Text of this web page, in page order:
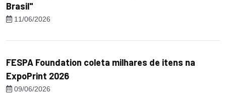
Brasil"
11/06/2026
FESPA Foundation coleta milhares de itens na
ExpoPrint 2026
09/06/2026